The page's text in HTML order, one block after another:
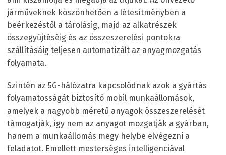
járműveknek köszönhetően a létesítményben a
beérkezéstől a tárolásig, majd az alkatrészek
összegyűjtéséig és az összeszerelési pontokra
szállításáig teljesen automatizált az anyagmozgatás
folyamata.
Szintén az 5G-hálózatra kapcsolódnak azok a gyártás
folyamatosságát biztosító mobil munkaállomások,
amelyek a nagyobb méretű anyagok összeszerelését
támogatják, így nem az anyagot mozgatják a gyárban,
hanem a munkaállomás megy helybe elvégezni a
feladatot. Emellett mesterséges intelligenciával